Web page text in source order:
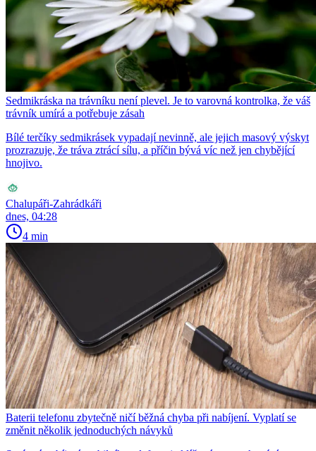
Sedmikráska na trávníku není plevel. Je to varovná kontrolka, že váš
trávník umírá a potřebuje zásah
Bílé terčíky sedmikrásek vypadají nevinně, ale jejich masový výskyt
prozrazuje, že tráva ztrácí sílu, a příčin bývá víc než jen chybějící
hnojivo.
Chalupáři-Zahrádkáři
dnes, 04:28
4 min
Baterii telefonu zbytečně ničí běžná chyba při nabíjení. Vyplatí se
změnit několik jednoduchých návyků